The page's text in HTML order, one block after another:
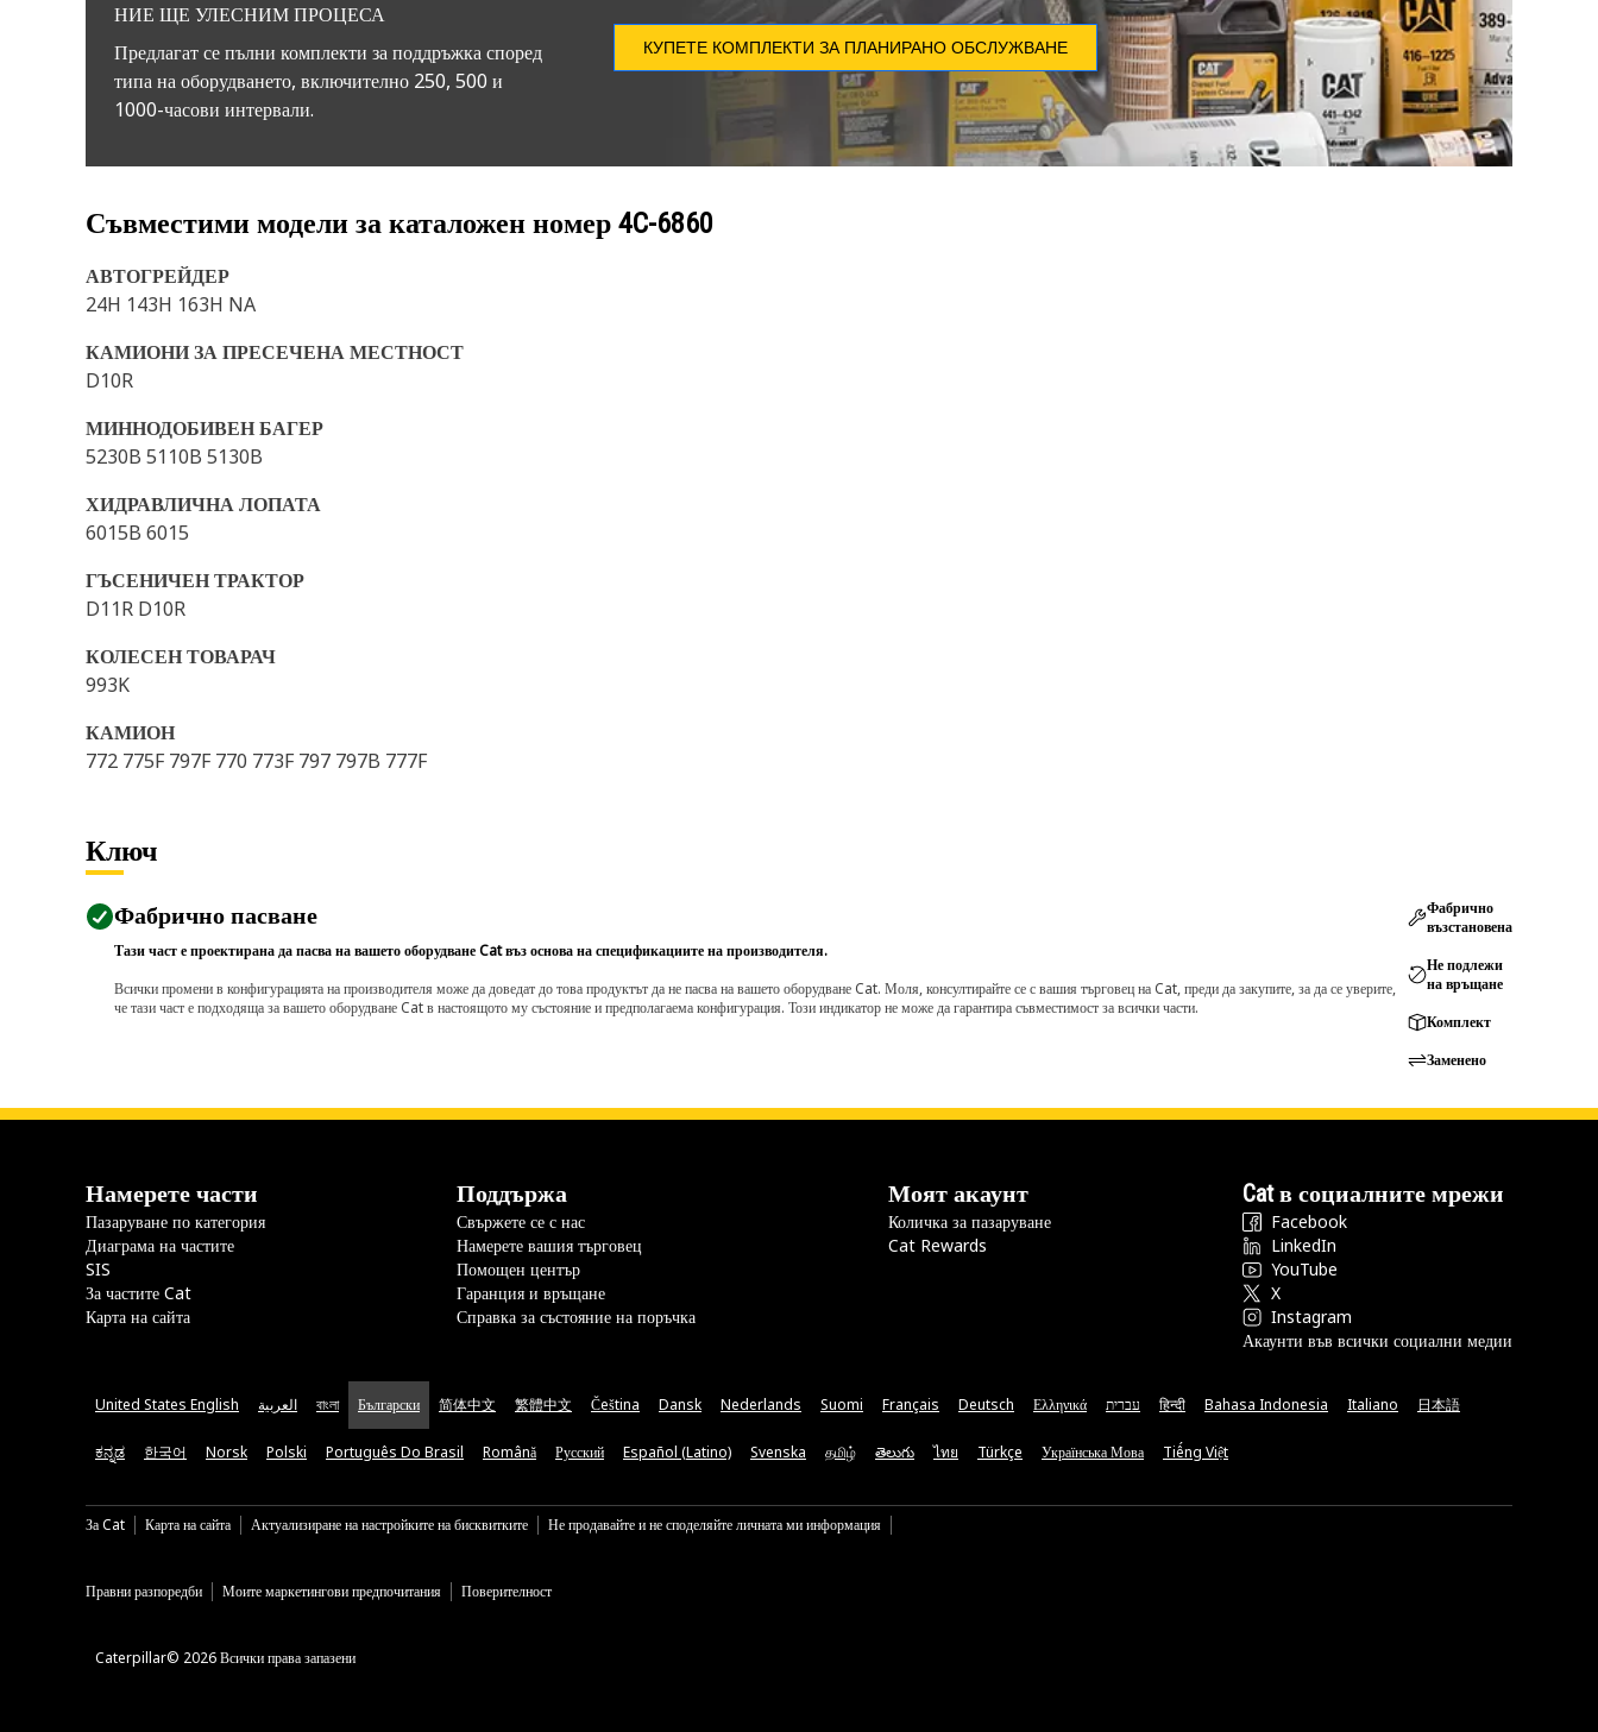
НИЕ ЩЕ УЛЕСНИМ ПРОЦЕСА
Предлагат се пълни комплекти за поддръжка според
типа на оборудването, включително 250, 500 и
1000-часови интервали.
КУПЕТЕ КОМПЛЕКТИ ЗА ПЛАНИРАНО ОБСЛУЖВАНЕ
Съвместими модели за каталожен номер 4C-6860
АВТОГРЕЙДЕР
24H 143H 163H NA
КАМИОНИ ЗА ПРЕСЕЧЕНА МЕСТНОСТ
D10R
МИННОДОБИВЕН БАГЕР
5230B 5110B 5130B
ХИДРАВЛИЧНА ЛОПАТА
6015B 6015
ГЪСЕНИЧЕН ТРАКТОР
D11R D10R
КОЛЕСЕН ТОВАРАЧ
993K
КАМИОН
772 775F 797F 770 773F 797 797B 777F
Ключ
Фабрично пасване
Тази част е проектирана да пасва на вашето оборудване Cat въз основа на спецификациите на производителя.
Всички промени в конфигурацията на производителя може да доведат до това продуктът да не пасва на вашето оборудване Cat. Моля, консултирайте се с вашия търговец на Cat, преди да закупите, за да се уверите,
че тази част е подходяща за вашето оборудване Cat в настоящото му състояние и предполагаема конфигурация. Този индикатор не може да гарантира съвместимост за всички части.
Фабрично
възстановена
Не подлежи
на връщане
Комплект
Заменено
Намерете части
Пазаруване по категория
Диаграма на частите
SIS
За частите Cat
Карта на сайта
Поддържа
Свържете се с нас
Намерете вашия търговец
Помощен център
Гаранция и връщане
Справка за състояние на поръчка
Моят акаунт
Количка за пазаруване
Cat Rewards
Cat в социалните мрежи
Facebook
LinkedIn
YouTube
X
Instagram
Акаунти във всички социални медии
United States English العربية বাংলা Български 简体中文 繁體中文 Čeština Dansk Nederlands Suomi Français Deutsch Ελληνικά עברית हिन्दी Bahasa Indonesia Italiano 日本語
ಕನ್ನಡ 한국어 Norsk Polski Português Do Brasil Română Русский Español (Latino) Svenska தமிழ் తెలుగు ไทย Türkçe Українська Мова Tiếng Việt
За Cat Карта на сайта Актуализиране на настройките на бисквитките Не продавайте и не споделяйте личната ми информация
Правни разпоредби Моите маркетингови предпочитания Поверителност
Caterpillar© 2026 Всички права запазени